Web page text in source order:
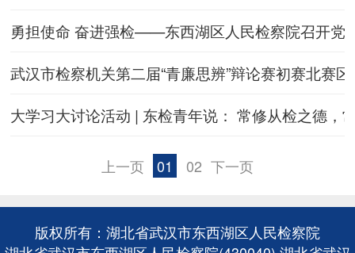
勇担使命 奋进强检——东西湖区人民检察院召开党
武汉市检察机关第二届“青廉思辨”辩论赛初赛北赛
大学习大讨论活动 | 东检青年说： 常修从检之德，
上一页 01 02 下一页
版权所有：湖北省武汉市东西湖区人民检察院